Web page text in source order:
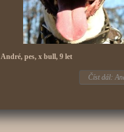
André, pes, x bull, 9 let
Číst dál: